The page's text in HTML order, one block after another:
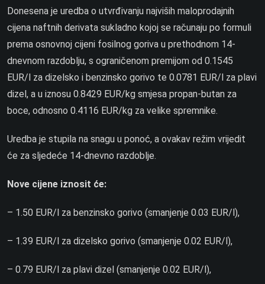
Donesena je uredba o utvrđivanju najviših maloprodajnih
cijena naftnih derivata sukladno kojoj se računaju po formuli
prema osnovnoj cijeni fosilnog goriva u prethodnom 14-
dnevnom razdoblju, s ograničenom premijom od 0.1545
EUR/l za dizelsko i benzinsko gorivo te 0.0781 EUR/l za plavi
dizel, a u iznosu 0.8429 EUR/kg smjesa propan-butan za
boce, odnosno 0.4116 EUR/kg za velike spremnike.
Uredba je stupila na snagu u ponoć, a ovakav režim vrijedit
će za sljedeće 14-dnevno razdoblje.
Nove cijene iznosit će:
– 1.50 EUR/l za benzinsko gorivo (smanjenje 0.03 EUR/l),
– 1.39 EUR/l za dizelsko gorivo (smanjenje 0.02 EUR/l),
– 0.79 EUR/l za plavi dizel (smanjenje 0.02 EUR/l),